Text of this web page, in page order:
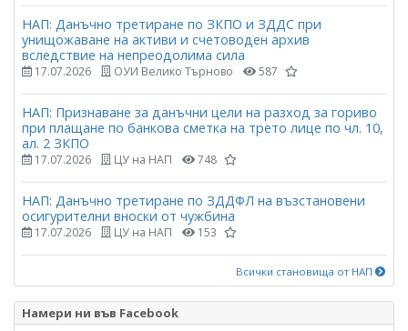
НАП: Данъчно третиране по ЗКПО и ЗДДС при
унищожаване на активи и счетоводен архив
вследствие на непреодолима сила
17.07.2026 ОУИ Велико Търново 587
НАП: Признаване за данъчни цели на разход за гориво
при плащане по банкова сметка на трето лице по чл. 10,
ал. 2 ЗКПО
17.07.2026 ЦУ на НАП 748
НАП: Данъчно третиране по ЗДДФЛ на възстановени
осигурителни вноски от чужбина
17.07.2026 ЦУ на НАП 153
Всички становища от НАП
Намери ни във Facebook